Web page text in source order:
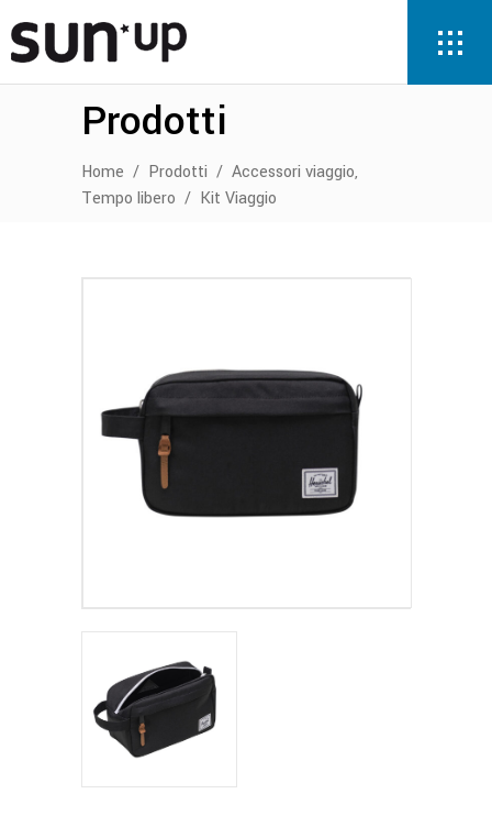
Prodotti
Home / Prodotti / Accessori viaggio,
Tempo libero / Kit Viaggio